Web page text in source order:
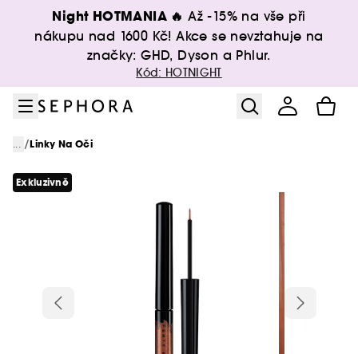
Přejít na menu
Přejít na hlavní obsah
Přejít na zápatí
Night HOTMANIA 🔥 Až -15% na vše při
nákupu nad 1600 Kč! Akce se nevztahuje na
značky: GHD, Dyson a Phlur.
Kód: HOTNIGHT
... /Linky Na Oči
Exkluzivně